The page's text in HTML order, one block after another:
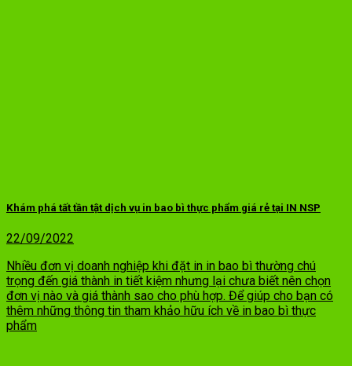
Khám phá tất tần tật dịch vụ in bao bì thực phẩm giá rẻ tại IN NSP
22/09/2022
Nhiều đơn vị doanh nghiệp khi đặt in in bao bì thường chú
trọng đến giá thành in tiết kiệm nhưng lại chưa biết nên chọn
đơn vị nào và giá thành sao cho phù hợp. Để giúp cho bạn có
thêm những thông tin tham khảo hữu ích về in bao bì thực
phẩm